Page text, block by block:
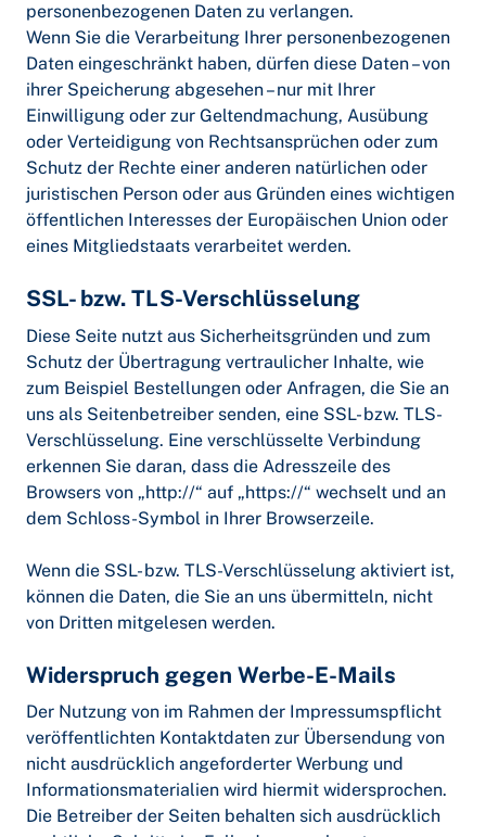
personenbezogenen Daten zu verlangen.
Wenn Sie die Verarbeitung Ihrer personenbezogenen
Daten eingeschränkt haben, dürfen diese Daten – von
ihrer Speicherung abgesehen – nur mit Ihrer
Einwilligung oder zur Geltendmachung, Ausübung
oder Verteidigung von Rechtsansprüchen oder zum
Schutz der Rechte einer anderen natürlichen oder
juristischen Person oder aus Gründen eines wichtigen
öffentlichen Interesses der Europäischen Union oder
eines Mitgliedstaats verarbeitet werden.
SSL- bzw. TLS-Verschlüsselung
Diese Seite nutzt aus Sicherheitsgründen und zum
Schutz der Übertragung vertraulicher Inhalte, wie
zum Beispiel Bestellungen oder Anfragen, die Sie an
uns als Seitenbetreiber senden, eine SSL- bzw. TLS-
Verschlüsselung. Eine verschlüsselte Verbindung
erkennen Sie daran, dass die Adresszeile des
Browsers von „http://“ auf „https://“ wechselt und an
dem Schloss-Symbol in Ihrer Browserzeile.
Wenn die SSL- bzw. TLS-Verschlüsselung aktiviert ist,
können die Daten, die Sie an uns übermitteln, nicht
von Dritten mitgelesen werden.
Widerspruch gegen Werbe-E-Mails
Der Nutzung von im Rahmen der Impressumspflicht
veröffentlichten Kontaktdaten zur Übersendung von
nicht ausdrücklich angeforderter Werbung und
Informationsmaterialien wird hiermit widersprochen.
Die Betreiber der Seiten behalten sich ausdrücklich